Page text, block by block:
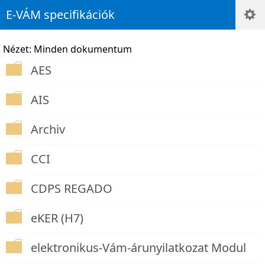
E-VÁM specifikációk
Nézet: Minden dokumentum
AES
AIS
Archiv
CCI
CDPS REGADO
eKER (H7)
elektronikus-Vám-árunyilatkozat Modul